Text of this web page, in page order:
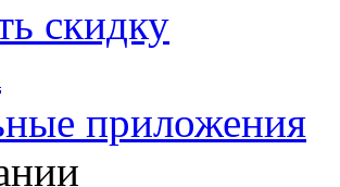
скидку
приложения